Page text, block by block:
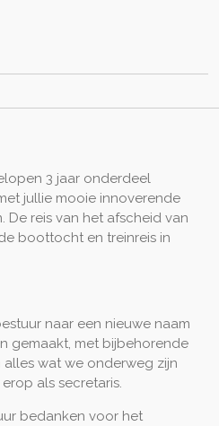
3 jaar onderdeel
jullie mooie innoverende
De reis van het afscheid van
boottocht en treinreis in
naar een nieuwe naam
gemaakt, met bijbehorende
wat we onderweg zijn
als secretaris.
bedanken voor het